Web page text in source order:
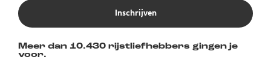
Inschrijven
Meer dan 10.430 rijstliefhebbers gingen je
voor.